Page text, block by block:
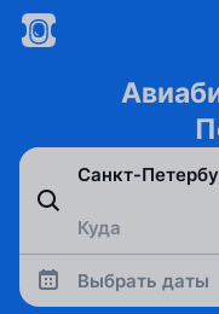
Выбрать даты